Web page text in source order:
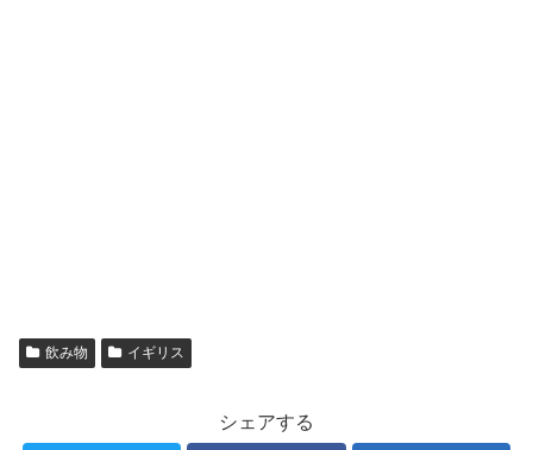
飲み物 イギリス
シェアする